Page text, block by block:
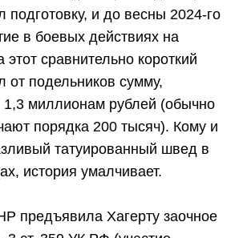
подготовку, и до весны 2024-го
в боевых действиях на
сравнительно короткий
от подельников сумму,
1,3 миллионам рублей (обычно
порядка 200 тысяч). Кому и
татуированный швед в
история умалчивает.
предъявила Хагерту заочное